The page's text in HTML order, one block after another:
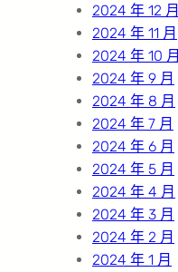
2024 年 12 月
2024 年 11 月
2024 年 10 月
2024 年 9 月
2024 年 8 月
2024 年 7 月
2024 年 6 月
2024 年 5 月
2024 年 4 月
2024 年 3 月
2024 年 2 月
2024 年 1 月